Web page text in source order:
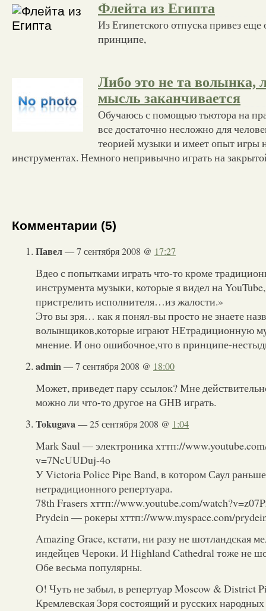
Флейта из Египта
Из Египетского отпуска привез еще
принципе,
Либо это не та волынка,
мысль заканчивается
Обучаюсь с помощью тьютора на
все достаточно несложно для
теорией музыки и имеет опыт игры
инструментах. Немного непривычно играть на
Комментарии (5)
Павел— 7 сентября 2008 @ 17:27
Вдео с попытками играть что-то кроме
инструмента музыки, которые я видел на
пристрелить исполнителя…из жалости.»
Это вы зря… как я понял-вы просто не знаете
волынщиков,которые играют НЕтрадиционную
мнение. И оно ошибочное,что в принципе-
admin— 7 сентября 2008 @ 18:00
Может, приведет пару ссылок? Мне
можно ли что-то другое на GHB играть.
Tokugava— 25 сентября 2008 @ 1:04
Mark Saul — электроника хттп://
v=7NcUUDuj-4o
У Victoria Police Pipe Band, в котором Саул раньше
нетрадиционного репертуара.
78th Frasers хттп://www.youtube.com/
Prydein — рокеры хттп://www.myspace.com/
Amazing Grace, кстати, ни разу не шотландская
индейцев Чероки. И Highland Cathedral тоже не
Обе весьма популярны.
О! Чуть не забыл, в репертуар Moscow & District
Кремлевская Зоря состоящий и русских